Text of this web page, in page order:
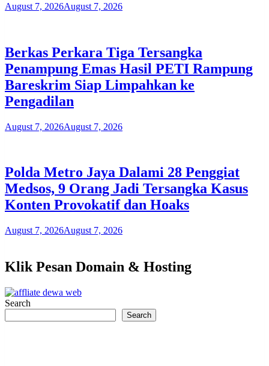
August 7, 2026August 7, 2026
Berkas Perkara Tiga Tersangka
Penampung Emas Hasil PETI Rampung
Bareskrim Siap Limpahkan ke
Pengadilan
August 7, 2026August 7, 2026
Polda Metro Jaya Dalami 28 Penggiat
Medsos, 9 Orang Jadi Tersangka Kasus
Konten Provokatif dan Hoaks
August 7, 2026August 7, 2026
Klik Pesan Domain & Hosting
Search
Search